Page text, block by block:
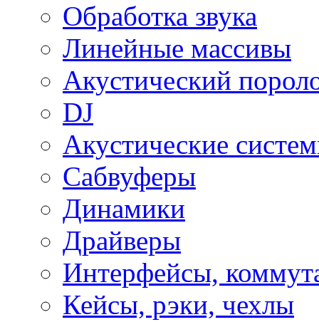
Обработка звука
Линейные массивы
Акустический
DJ
Акустические
Сабвуферы
Динамики
Драйверы
Интерфейсы,
Кейсы, рэки, чехлы